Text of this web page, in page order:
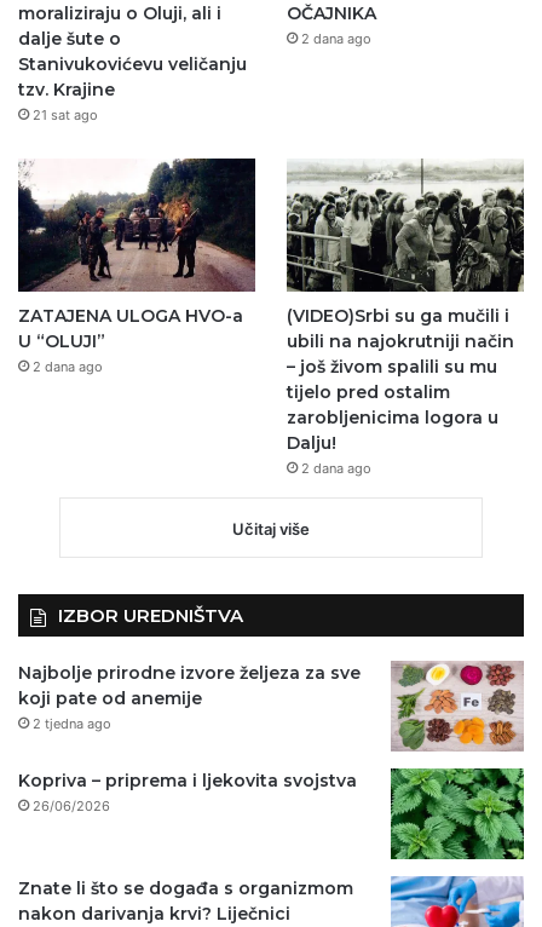
moraliziraju o Oluji, ali i
dalje šute o
Stanivukovićevu veličanju
tzv. Krajine
21 sat ago
OČAJNIKA
2 dana ago
ZATAJENA ULOGA HVO-a
U “OLUJI”
2 dana ago
(VIDEO)Srbi su ga mučili i
ubili na najokrutniji način
– još živom spalili su mu
tijelo pred ostalim
zarobljenicima logora u
Dalju!
2 dana ago
Učitaj više
IZBOR UREDNIŠTVA
Najbolje prirodne izvore željeza za sve
koji pate od anemije
2 tjedna ago
Kopriva – priprema i ljekovita svojstva
26/06/2026
Znate li što se događa s organizmom
nakon darivanja krvi? Liječnici